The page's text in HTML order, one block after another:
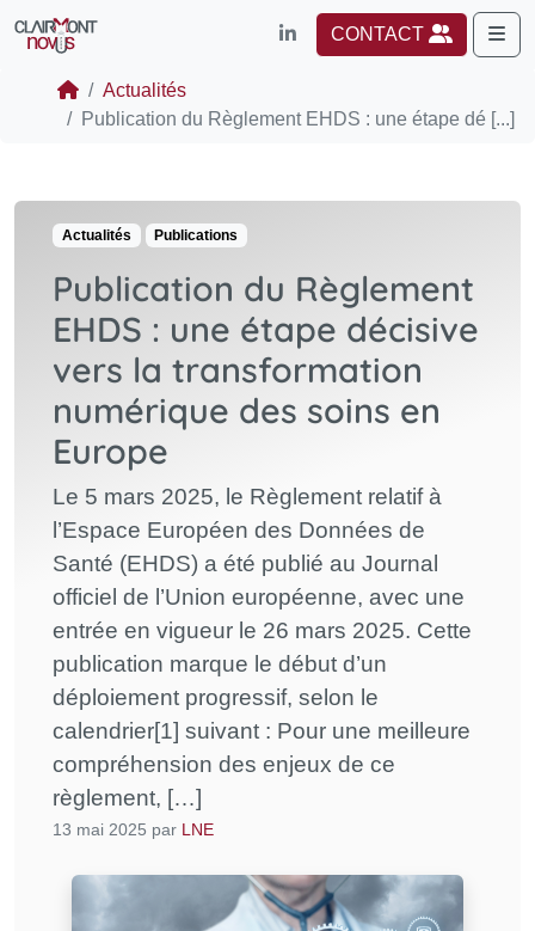
CONTACT
Actualités
Publication du Règlement EHDS : une étape dé [...]
Actualités Publications
Publication du Règlement
EHDS : une étape décisive
vers la transformation
numérique des soins en
Europe
Le 5 mars 2025, le Règlement relatif à
l’Espace Européen des Données de
Santé (EHDS) a été publié au Journal
officiel de l’Union européenne, avec une
entrée en vigueur le 26 mars 2025. Cette
publication marque le début d’un
déploiement progressif, selon le
calendrier[1] suivant : Pour une meilleure
compréhension des enjeux de ce
règlement, […]
13 mai 2025 par LNE